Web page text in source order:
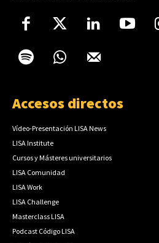
Accesos directos
Vídeo-Presentación LISA News
LISA Institute
Cursos y Másteres universitarios
LISA Comunidad
LISA Work
LISA Challenge
Masterclass LISA
Podcast Código LISA